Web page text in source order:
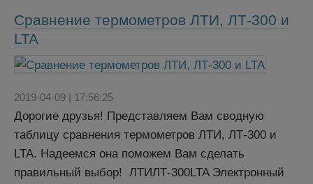
Сравнение термометров ЛТИ, ЛТ-300 и
LTA
2019-04-09 | 17:56:25
Дорогие друзья! Представляем Вам сводную
таблицу сравнения термометров ЛТИ, ЛТ-300 и
LTA. Надеемся она поможем Вам сделать
правильный выбор! ЛТИЛТ-300LTA Электронный